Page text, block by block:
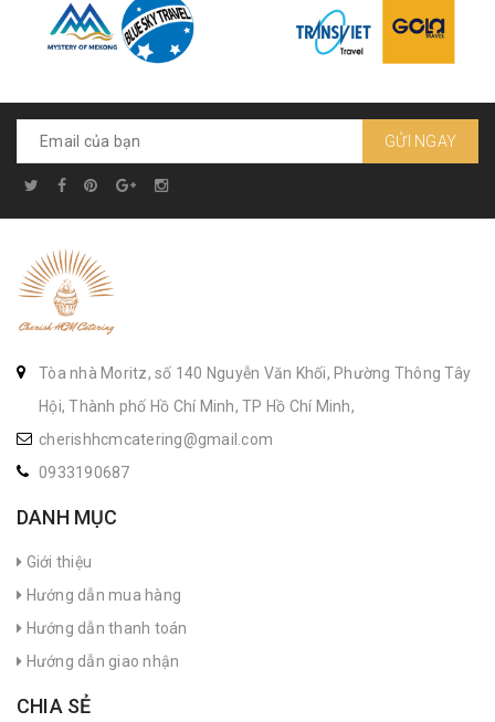
GỬI NGAY
Tòa nhà Moritz, số 140 Nguyễn Văn Khối, Phường Thông Tây
Hội, Thành phố Hồ Chí Minh, TP Hồ Chí Minh,
cherishhcmcatering@gmail.com
0933190687
DANH MỤC
Giới thiệu
Hướng dẫn mua hàng
Hướng dẫn thanh toán
Hướng dẫn giao nhận
CHIA SẺ